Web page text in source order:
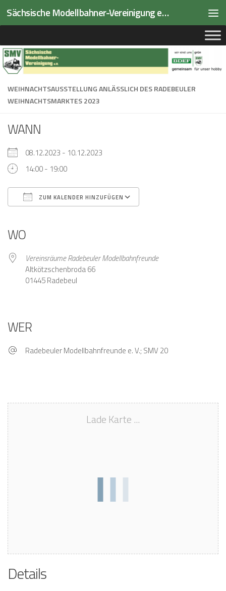
Zum Inhalt springen Sächsische Modellbahner-Vereinigung e.V.
WEIHNACHTSAUSSTELLUNG ANLÄSSLICH DES RADEBEULER
WEIHNACHTSMARKTES 2023
WANN
08.12.2023 - 10.12.2023
14:00 - 19:00
ZUM KALENDER HINZUFÜGEN
WO
Vereinsräume Radebeuler Modellbahnfreunde
Altkötzschenbroda 66
01445 Radebeul
WER
Radebeuler Modellbahnfreunde e. V.; SMV 20
Lade Karte ...
Details